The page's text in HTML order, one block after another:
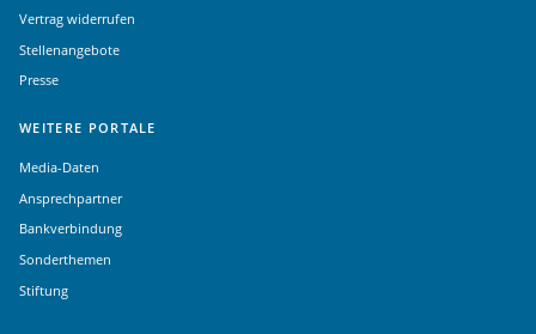
Vertrag widerrufen
Stellenangebote
Presse
WEITERE PORTALE
Media-Daten
Ansprechpartner
Bankverbindung
Sonderthemen
Stiftung